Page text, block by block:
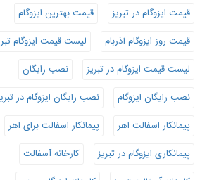
قیمت ایزوگام در تبریز
قیمت بهترین ایزوگام
قیمت روز ایزوگام آذربام
لیست قیمت ایزوگام
لیست قیمت ایزوگام در تبریز
نصب رایگان
نصب رایگان ایزوگام
نصب رایگان ایزوگام در
پیمانکار اسفالت اهر
پیمانکار اسفالت برای اهر
پیمانکاری ایزوگام در تبریز
کارخانه آسفالت